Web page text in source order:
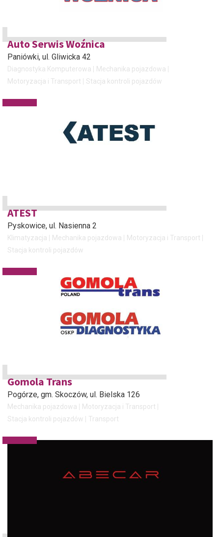
Auto Serwis Woźnica
Paniówki, ul. Gliwicka 42
Diagnostyka Komputerowa
Mechanika pojazdowa
Motoryzacja i Transport
Stacja kontroli pojazdów
ATEST
Pyskowice, ul. Nasienna 2
Klimatyzacja Mechanika pojazdowa
Motoryzacja i Transport
Stacja kontroli pojazdów
Gomola Trans
Pogórze, gm. Skoczów, ul. Bielska 126
Mechanika pojazdowa
Motoryzacja i Transport
Stacja kontroli pojazdów
Transport